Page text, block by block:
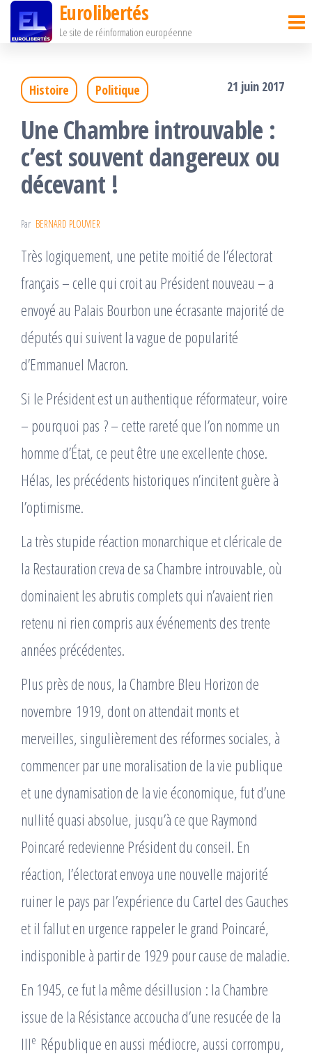
Passer
Eurolibertés
Le site de réinformation européenne
Histoire Politique 21 juin 2017
Une Chambre introuvable :
c’est souvent dangereux ou
décevant !
Par BERNARD PLOUVIER
Très logiquement, une petite moitié de l’électorat
français – celle qui croit au Président nouveau – a
envoyé au Palais Bourbon une écrasante majorité de
députés qui suivent la vague de popularité
d’Emmanuel Macron.
Si le Président est un authentique réformateur, voire
– pourquoi pas ? – cette rareté que l’on nomme un
homme d’État, ce peut être une excellente chose.
Hélas, les précédents historiques n’incitent guère à
l’optimisme.
La très stupide réaction monarchique et cléricale de
la Restauration creva de sa Chambre introuvable, où
dominaient les abrutis complets qui n’avaient rien
retenu ni rien compris aux événements des trente
années précédentes.
Plus près de nous, la Chambre Bleu Horizon de
novembre 1919, dont on attendait monts et
merveilles, singulièrement des réformes sociales, à
commencer par une moralisation de la vie publique
et une dynamisation de la vie économique, fut d’une
nullité quasi absolue, jusqu’à ce que Raymond
Poincaré redevienne Président du conseil. En
réaction, l’électorat envoya une nouvelle majorité
ruiner le pays par l’expérience du Cartel des Gauches
et il fallut en urgence rappeler le grand Poincaré,
indisponible à partir de 1929 pour cause de maladie.
En 1945, ce fut la même désillusion : la Chambre
issue de la Résistance accoucha d’une resucée de la
IIIe République en aussi médiocre, aussi corrompu,